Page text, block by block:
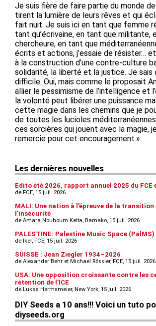
Je suis fière de faire partie du monde
tirent la lumière de leurs rêves et qui
fait nuit. Je suis ici en tant que femme
tant qu’écrivaine, en tant que militante,
chercheure, en tant que
écrits et actions, j’essaie de résister…
à la construction d’une contre-culture
solidarité, la liberté et la justice. Je sais
difficile. Oui, mais comme le proposait
allier le pessimisme de l’intelligence et
la volonté peut libérer une puissance
cette magie dans les chemins que je
de toutes les lucioles
ces sorcières qui jouent avec la magie,
remercie pour cet encouragement.»